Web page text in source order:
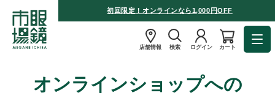
初回限定！オンラインなら1,000円OFF
店舗情報 検索 ログイン カート
オンラインショップへの